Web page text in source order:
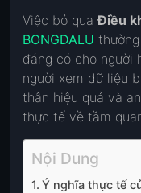
Việc bỏ quaĐiều
BONGDALU
đáng có cho người
người xem dữ liệu
thân hiệu quả và
thực tế về tầm
Nội Dung
Ý nghĩa thực tế